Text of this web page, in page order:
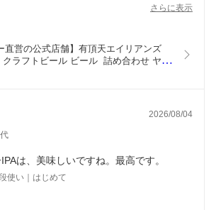
さらに表示
直営の公式店舗】有頂天エイリアンズ
クラフトビール ビール  詰め合わせ ヤッ
2026/08/04
は、美味しいですね。最高です。
使い｜はじめて